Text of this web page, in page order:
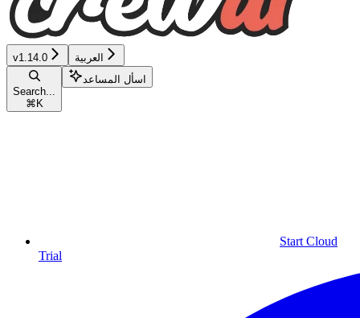
v1.14.0 العربية
Search...
⌘ K
اسأل المساعد
Start Cloud
Trial